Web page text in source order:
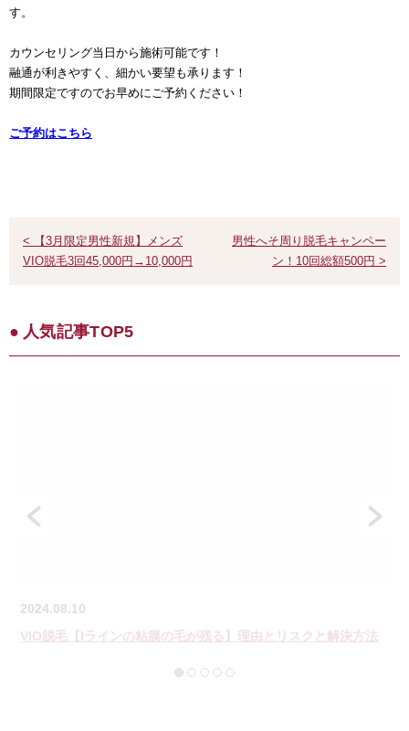
す。
カウンセリング当日から施術可能です！
融通が利きやすく、細かい要望も承ります！
期間限定ですのでお早めにご予約ください！
ご予約はこちら
< 【3月限定男性新規】メンズ
VIO脱毛3回45,000円→10,000円
男性へそ周り脱毛キャンペー
ン！10回総額500円 >
人気記事TOP5
2024.08.10
VIO脱毛【Iラインの粘膜の毛が残る】理由とリスクと解決方法